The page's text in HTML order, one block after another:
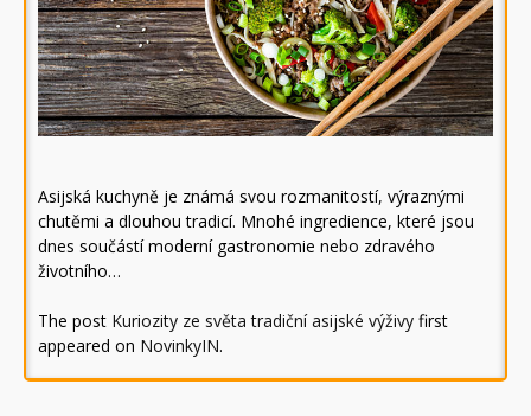
Asijská kuchyně je známá svou rozmanitostí, výraznými
chutěmi a dlouhou tradicí. Mnohé ingredience, které jsou
dnes součástí moderní gastronomie nebo zdravého
životního…
The post Kuriozity ze světa tradiční asijské výživy first
appeared on NovinkyIN.